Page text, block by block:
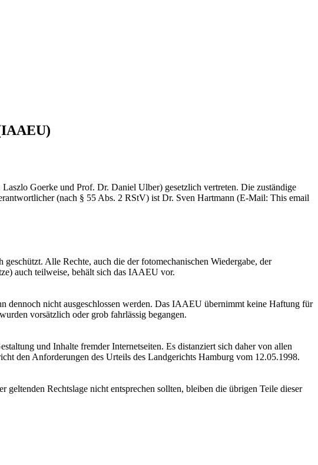
Goerke und Prof. Dr. Daniel Ulber) gesetzlich vertreten. Die zuständige
(nach § 55 Abs. 2 RStV) ist Dr. Sven Hartmann (E-Mail: This email
Alle Rechte, auch die der fotomechanischen Wiedergabe, der
auch teilweise, behält sich das IAAEU vor.
nicht ausgeschlossen werden. Das IAAEU übernimmt keine Haftung für
vorsätzlich oder grob fahrlässig begangen.
und Inhalte fremder Internetseiten. Es distanziert sich daher von allen
den Anforderungen des Urteils des Landgerichts Hamburg vom 12.05.1998.
Rechtslage nicht entsprechen sollten, bleiben die übrigen Teile dieser